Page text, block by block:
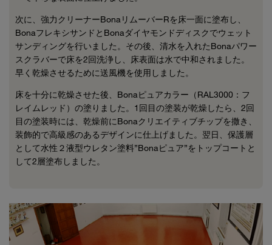
次に、強力クリーナーBonaリムーバーRを床一面に塗布し、
BonaフレキシサンドとBonaダイヤモンドディスクでウェット
サンディングを行いました。その後、清水を入れたBonaパワー
スクラバーで床を2回洗浄し、床表面は水で中和されました。
早く乾燥させるために送風機を使用しました。
床を十分に乾燥させた後、Bonaピュアカラー（RAL3000：フ
レイムレッド）の塗りました。1回目の塗装が乾燥したら、2回
目の塗装時には、乾燥前にBonaクリエイティブチップを撒き、
装飾的で高級感のあるデザインに仕上げました。翌日、保護層
として水性２液型ウレタン塗料”Bonaピュア”をトップコートと
して2層塗布しました。